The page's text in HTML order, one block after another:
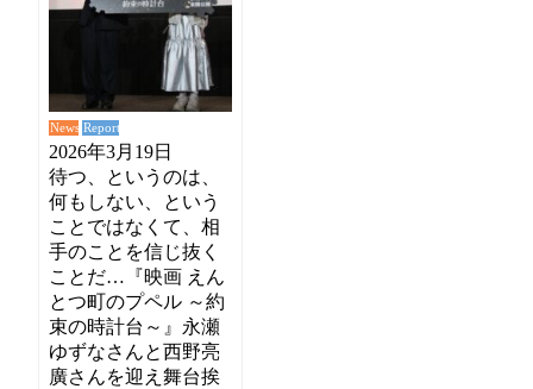
News Report
2026年3月19日
待つ、というのは、
何もしない、という
ことではなくて、相
手のことを信じ抜く
ことだ…『映画 えん
とつ町のプペル ～約
束の時計台～』永瀬
ゆずなさんと西野亮
廣さんを迎え舞台挨